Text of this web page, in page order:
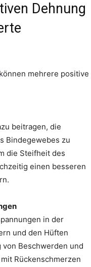
Dehnung
können mehrere positive
beitragen, die
Bindegewebes zu
die Steifheit des
einen besseren
in der
und den Hüften
Beschwerden und
Rückenschmerzen